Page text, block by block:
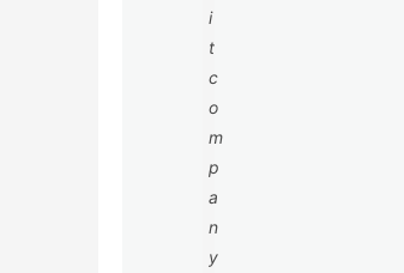
i
t
c
o
m
p
a
n
y